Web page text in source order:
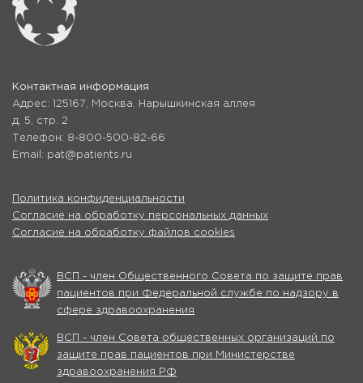
Контактная информация
Адрес: 125167, Москва, Нарышкинская аллея
д. 5, стр. 2
Телефон: 8-800-500-82-66
Email: pat@patients.ru
Политика конфиденциальности
Согласие на обработку персональных данных
Согласие на обработку файлов cookies
ВСП - член Общественного Совета по защите прав
пациентов при Федеральной службе по надзору в
сфере здравоохранения
ВСП - член Совета общественных организаций по
защите прав пациентов при Министерстве
здравоохранения РФ